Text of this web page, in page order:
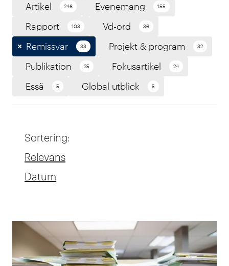
Artikel 246 Evenemang 155
Rapport 103 Vd-ord 36
Remissvar 33 Projekt & program 32
Publikation 25 Fokusartikel 24
Essä 5 Global utblick 5
Sortering:
Relevans
Datum
Search results updatedresults with filter x x